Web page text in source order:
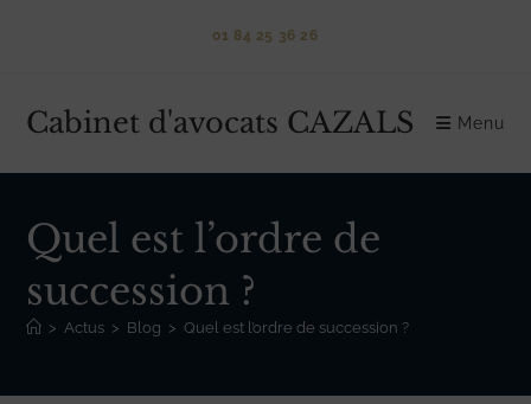
01 84 25 36 26
Cabinet d'avocats CAZALS Menu
Quel est l’ordre de
succession ?
> Actus > Blog > Quel est l’ordre de succession ?